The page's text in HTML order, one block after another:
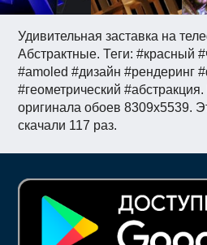
Удивительная заставка на
Абстрактные. Теги: #красный
#amoled #дизайн #рендеринг
#геометрический
оригинала обоев 8309x5539.
скачали 117 раз.